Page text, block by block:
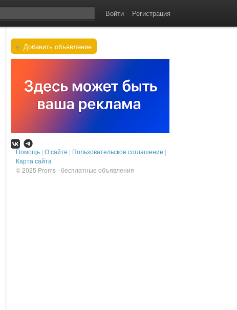
Войти Регистрация
+ Добавить объявление
Помощь | О сайте | Пользовательское соглашение |
Карта сайта
© 2025 Proms - бесплатные объявления